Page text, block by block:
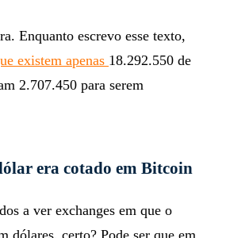
Enquanto escrevo esse texto,
existem apenas 18.292.550 de
2.707.450 para serem
era cotado em Bitcoin
a ver exchanges em que o
dólares, certo? Pode ser que em